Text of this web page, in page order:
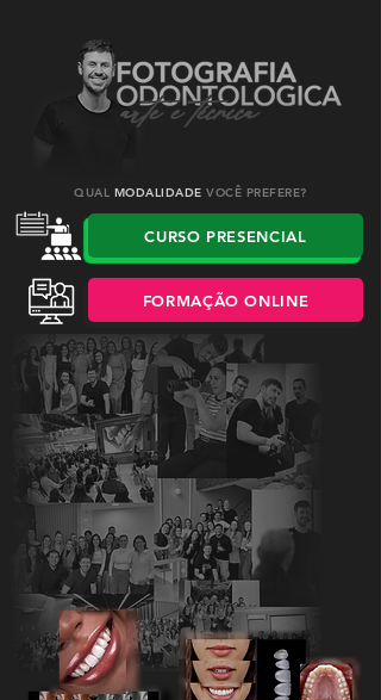
QUAL MODALIDADE VOCÊ PREFERE?
CURSO PRESENCIAL
FORMAÇÃO ONLINE